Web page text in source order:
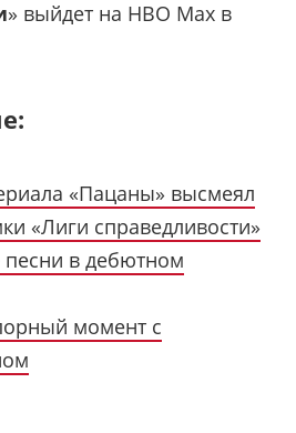
» выйдет на HBO Max в
«Пацаны» высмеял
«Лиги справедливости»
песни в дебютном
момент с